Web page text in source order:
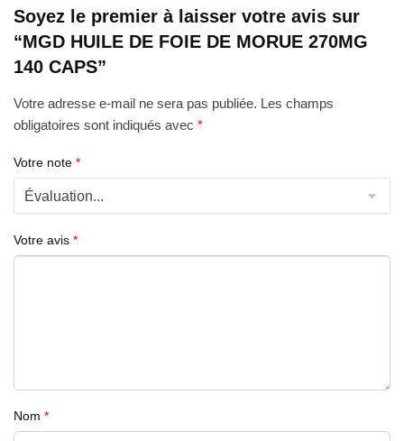
Soyez le premier à laisser votre avis sur
“MGD HUILE DE FOIE DE MORUE 270MG
140 CAPS”
Votre adresse e-mail ne sera pas publiée. Les champs
obligatoires sont indiqués avec *
Votre note *
Votre avis *
Nom *